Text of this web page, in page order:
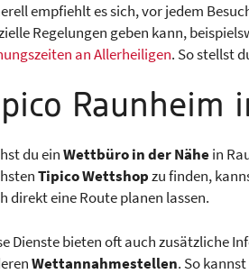
empfiehlt es sich, vor jedem
Regelungen geben kann,
an Allerheiligen. So stellst
Raunheim
du einWettbüro in der Nähein
Tipico Wettshopzu finden,
direkt eine Route planen lassen.
Dienste bieten oft auch zusätzliche
Wettannahmestellen. So